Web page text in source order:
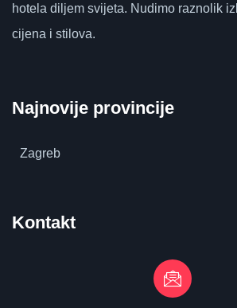
hotela diljem svijeta. Nudimo raznolik
cijena i stilova.
Najnovije provincije
Zagreb
Kontakt